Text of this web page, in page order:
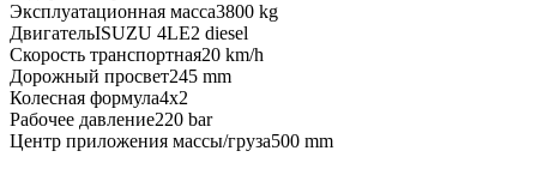
Эксплуатационная масса3800 kg
ДвигательISUZU 4LE2 diesel
Скорость транспортная20 km/h
Дорожный просвет245 mm
Колесная формула4x2
Рабочее давление220 bar
Центр приложения массы/груза500 mm